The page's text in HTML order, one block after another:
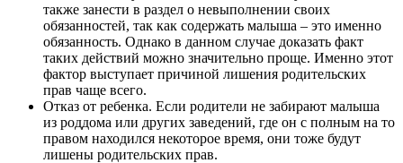
также занести в раздел о невыполнении своих
обязанностей, так как содержать малыша – это именно
обязанность. Однако в данном случае доказать факт
таких действий можно значительно проще. Именно этот
фактор выступает причиной лишения родительских
прав чаще всего.
Отказ от ребенка. Если родители не забирают малыша
из роддома или других заведений, где он с полным на то
правом находился некоторое время, они тоже будут
лишены родительских прав.